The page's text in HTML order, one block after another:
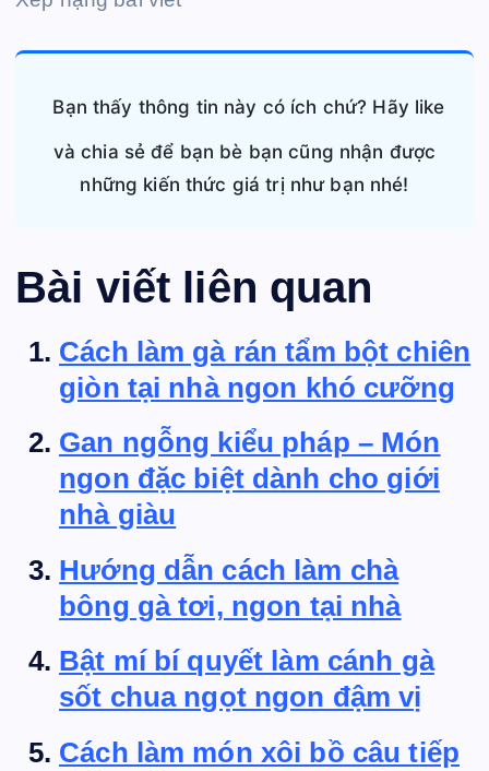
Bạn thấy thông tin này có ích chứ? Hãy like
và chia sẻ để bạn bè bạn cũng nhận được
những kiến thức giá trị như bạn nhé!
Bài viết liên quan
Cách làm gà rán tẩm bột chiên
giòn tại nhà ngon khó cưỡng
Gan ngỗng kiểu pháp – Món
ngon đặc biệt dành cho giới
nhà giàu
Hướng dẫn cách làm chà
bông gà tơi, ngon tại nhà
Bật mí bí quyết làm cánh gà
sốt chua ngọt ngon đậm vị
Cách làm món xôi bồ câu tiếp